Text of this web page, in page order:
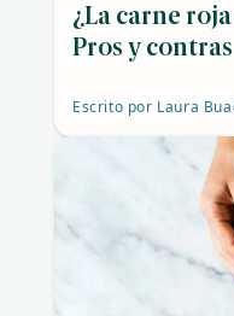
¿La carne
Pros y contras
Escrito por Laura